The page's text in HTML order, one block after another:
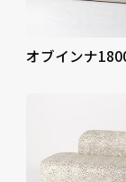
オブインナ